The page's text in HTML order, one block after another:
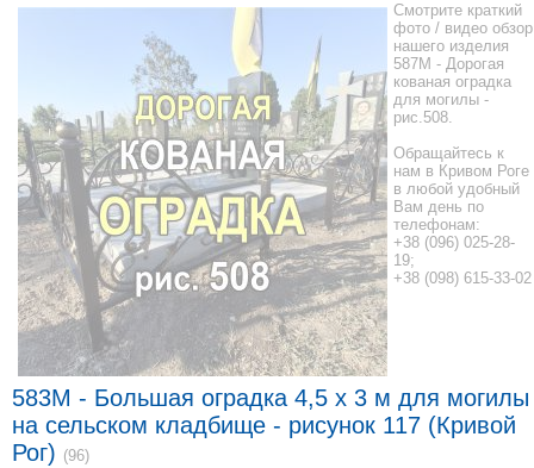
Смотрите краткий
фото / видео обзор
нашего изделия
587M - Дорогая
кованая оградка
для могилы -
рис.508.
Обращайтесь к
нам в Кривом Роге
в любой удобный
Вам день по
телефонам:
+38 (096) 025-28-
19;
+38 (098) 615-33-02
583M - Большая оградка 4,5 x 3 м для могилы
на сельском кладбище - рисунок 117 (Кривой
Рог) (96)